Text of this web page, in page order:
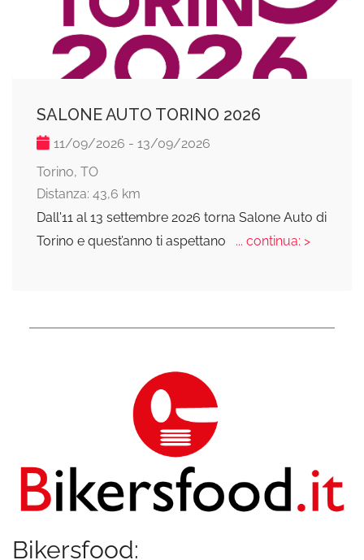
SALONE AUTO TORINO 2026
11/09/2026 - 13/09/2026
Torino, TO
Distanza: 43,6 km
Dall'11 al 13 settembre 2026 torna Salone Auto di
Torino e quest’anno ti aspettano
... continua: >
Bikersfood: